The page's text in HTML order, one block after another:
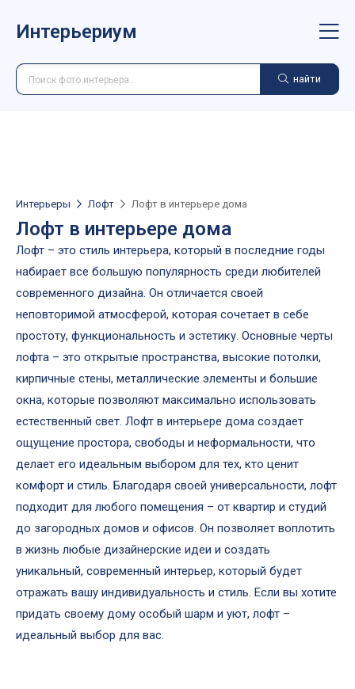
Интерьериум
найти
Интерьеры Лофт Лофт в интерьере дома
Лофт в интерьере дома
Лофт – это стиль интерьера, который в последние годы
набирает все большую популярность среди любителей
современного дизайна. Он отличается своей
неповторимой атмосферой, которая сочетает в себе
простоту, функциональность и эстетику. Основные черты
лофта – это открытые пространства, высокие потолки,
кирпичные стены, металлические элементы и большие
окна, которые позволяют максимально использовать
естественный свет. Лофт в интерьере дома создает
ощущение простора, свободы и неформальности, что
делает его идеальным выбором для тех, кто ценит
комфорт и стиль. Благодаря своей универсальности, лофт
подходит для любого помещения – от квартир и студий
до загородных домов и офисов. Он позволяет воплотить
в жизнь любые дизайнерские идеи и создать
уникальный, современный интерьер, который будет
отражать вашу индивидуальность и стиль. Если вы хотите
придать своему дому особый шарм и уют, лофт –
идеальный выбор для вас.